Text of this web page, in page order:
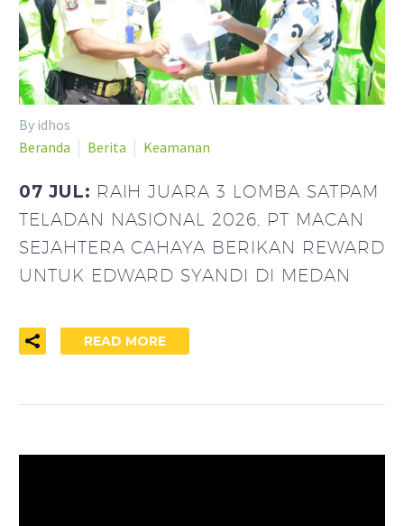
By idhos
Beranda
Berita Keamanan
07 JUL: RAIH JUARA 3 LOMBA SATPAM
TELADAN NASIONAL 2026, PT MACAN
SEJAHTERA CAHAYA BERIKAN REWARD
UNTUK EDWARD SYANDI DI MEDAN
READ MORE